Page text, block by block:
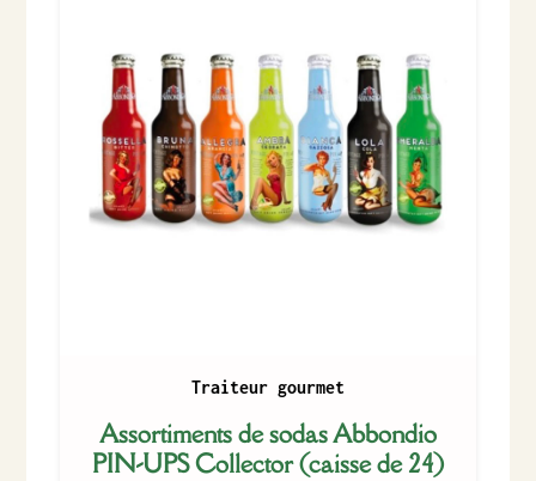
Traiteur gourmet
Assortiments de sodas Abbondio
PIN-UPS Collector (caisse de 24)